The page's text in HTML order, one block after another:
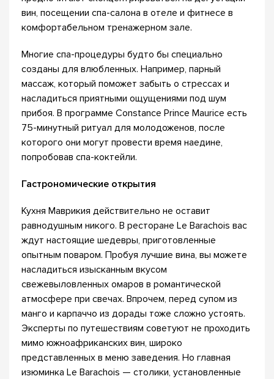
вин, посещении спа-салона в отеле и фитнесе в
комфортабельном тренажерном зале.
Многие спа-процедуры будто бы специально
созданы для влюбленных. Например, парный
массаж, который поможет забыть о стрессах и
насладиться приятными ощущениями под шум
прибоя. В программе Constance Prince Maurice есть
75-минутный ритуал для молодоженов, после
которого они могут провести время наедине,
попробовав спа-коктейли.
Гастрономические открытия
Кухня Маврикия действительно не оставит
равнодушным никого. В ресторане Le Barachois вас
ждут настоящие шедевры, приготовленные
опытным поваром. Пробуя лучшие вина, вы можете
насладиться изысканным вкусом
свежевыловленных омаров в романтической
атмосфере при свечах. Впрочем, перед супом из
манго и карпаччо из дорады тоже сложно устоять.
Эксперты по путешествиям советуют не проходить
мимо южноафриканских вин, широко
представленных в меню заведения. Но главная
изюминка Le Barachois — столики, установленные